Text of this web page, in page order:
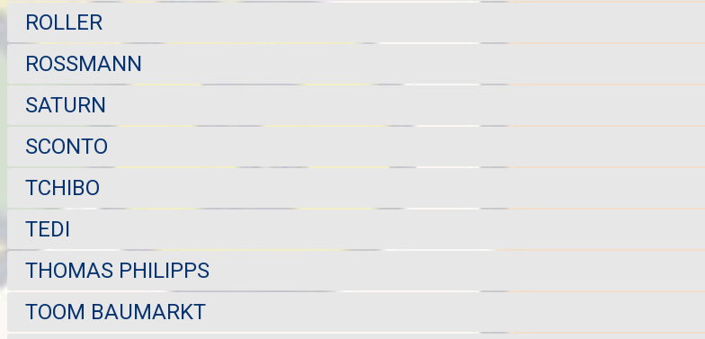
ROLLER
ROSSMANN
SATURN
SCONTO
TCHIBO
TEDI
THOMAS PHILIPPS
TOOM BAUMARKT